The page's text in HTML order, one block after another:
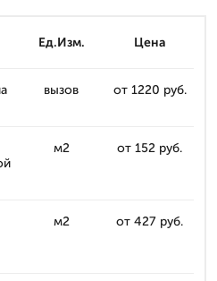
Ед.Изм. Цена
вызов от 1220 руб.
м2 от 152 руб.
м2 от 427 руб.